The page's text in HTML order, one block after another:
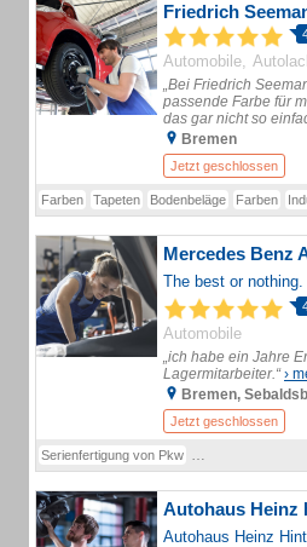
Automobile
„Bei Friedrich
passende Farbe für
das gar nicht so
Bremen
Jetzt geschlossen
Farben Tapeten Bodenbeläge Farben
Mercedes Benz
The best or nothing.
Automobile
„ich habe ein Jahre
Lagermitarbeiter.“›
Bremen,
Jetzt geschlossen
Serienfertigung von Pkw
Autohaus Heinz